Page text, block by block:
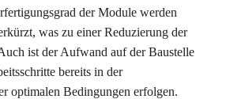
der Module werden
was zu einer Reduzierung der
ist der Aufwand auf der Baustelle
bereits in der
optimalen Bedingungen erfolgen.